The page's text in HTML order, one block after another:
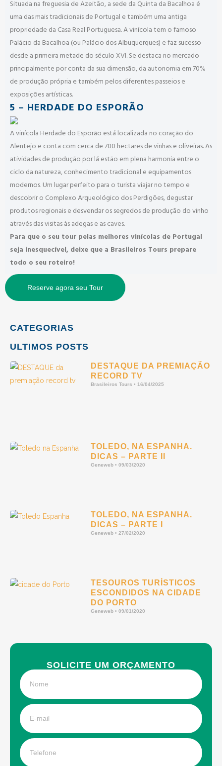
CATEGORIAS
ULTIMOS POSTS
DESTAQUE DA PREMIAÇÃO
RECORD TV
Brasileiros Tours 16/04/2025
TOLEDO, NA ESPANHA.
DICAS – PARTE II
Geneweb 09/03/2020
TOLEDO, NA ESPANHA.
DICAS – PARTE I
Geneweb 27/02/2020
TESOUROS TURÍSTICOS
ESCONDIDOS NA CIDADE
DO PORTO
Geneweb 09/01/2020
SOLICITE UM ORÇAMENTO
Situada na freguesia de Azeitão, a sede da Quinta da Bacalhoa é
uma das mais tradicionais de Portugal e também uma antiga
propriedade da Casa Real Portuguesa. A vinícola tem o famoso
Palácio da Bacalhoa (ou Palácio dos Albuquerques) e faz sucesso
desde a primeira metade do século XVI. Se destaca no mercado
principalmente por conta da sua dimensão, da autonomia em 70%
de produção própria e também pelos diferentes passeios e
exposições artísticas.
5 – HERDADE DO ESPORÃO
A vinícola Herdade do Esporão está localizada no coração do
Alentejo e conta com cerca de 700 hectares de vinhas e oliveiras. As
atividades de produção por lá estão em plena harmonia entre o
ciclo da natureza, conhecimento tradicional e equipamentos
modernos. Um lugar perfeito para o turista viajar no tempo e
descobrir o Complexo Arqueológico dos Perdigões, degustar
produtos regionais e desvendar os segredos de produção do vinho
através das visitas às adegas e as caves.
Para que o seu tour pelas melhores vinícolas de Portugal
seja inesquecível, deixe que a Brasileiros Tours prepare
todo o seu roteiro!
Reserve agora seu Tour